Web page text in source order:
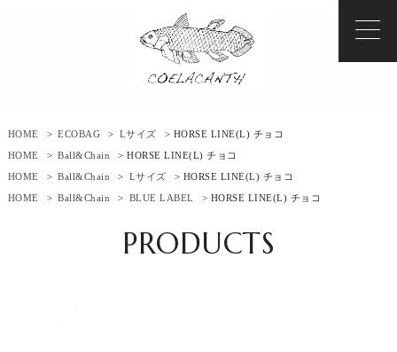
HOME > ECOBAG > Lサイズ
> HORSE LINE(L) チョコ
HOME
> Ball&Chain
> HORSE LINE(L) チョコ
HOME
> Ball&Chain > Lサイズ
> HORSE LINE(L) チョコ
HOME
> Ball&Chain > BLUE LABEL > HORSE LINE(L) チョコ
PRODUCTS